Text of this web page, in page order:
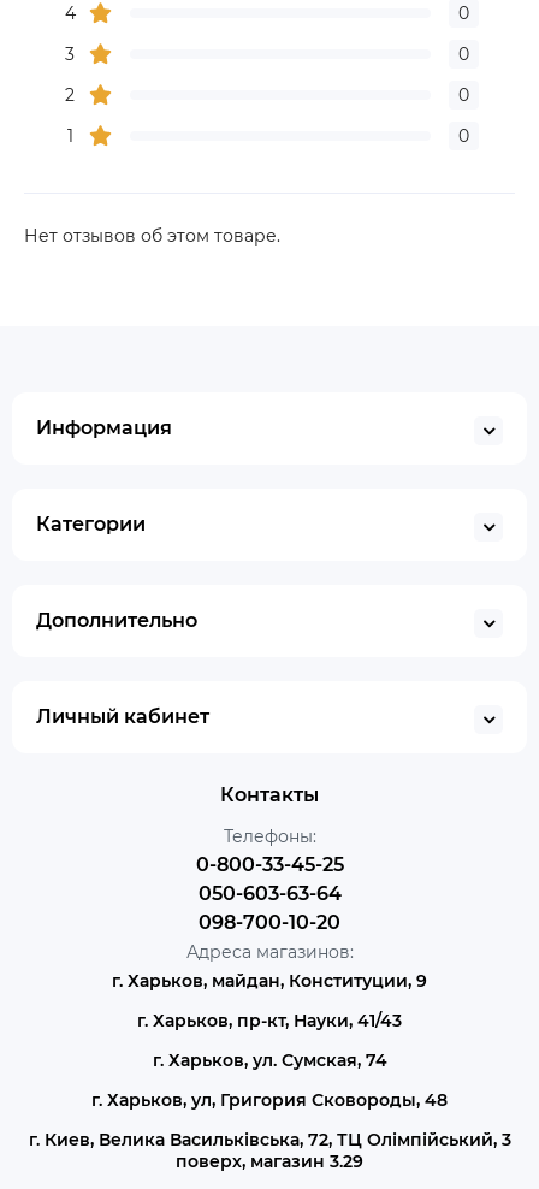
4
0
3
0
2
0
1
0
Нет отзывов об этом товаре.
Информация
Категории
Дополнительно
Личный кабинет
Контакты
Телефоны:
0-800-33-45-25
050-603-63-64
098-700-10-20
Адреса магазинов:
г. Харьков, майдан, Конституции, 9
г. Харьков, пр-кт, Науки, 41/43
г. Харьков, ул. Сумская, 74
г. Харьков, ул, Григория Сковороды, 48
г. Киев, Велика Васильківська, 72, ТЦ Олімпійський, 3
поверх, магазин 3.29